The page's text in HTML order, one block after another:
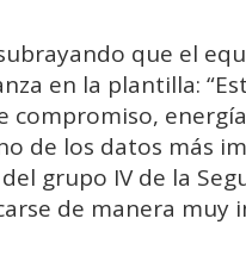
que el
en la plantilla:
de los datos más
grupo IV de la
de manera